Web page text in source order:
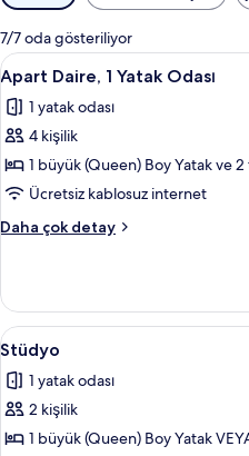
için
mevcut
filtreler
7/7 oda gösteriliyor
Apart
Daire,
Yatak
Odası
için
tüm
fotoğrafları
10
Apart Daire, 1 Yatak Odası
1 yatak odası
4 kişilik
1 büyük (Queen) Boy Yatak ve
Ücretsiz kablosuz internet
Daha çok detay
Apart
Odası
hakkında
daha
detay
Stüdyo
için
tüm
fotoğrafları
görün
10
Stüdyo
1 yatak odası
2 kişilik
1 büyük (Queen) Boy Yatak